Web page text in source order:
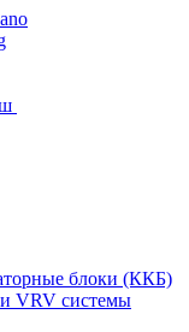
блоки (ККБ)
VRV системы